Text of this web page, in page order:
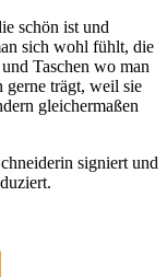
schön ist und
sich wohl fühlt, die
Taschen wo man
gerne trägt, weil sie
gleichermaßen
signiert und